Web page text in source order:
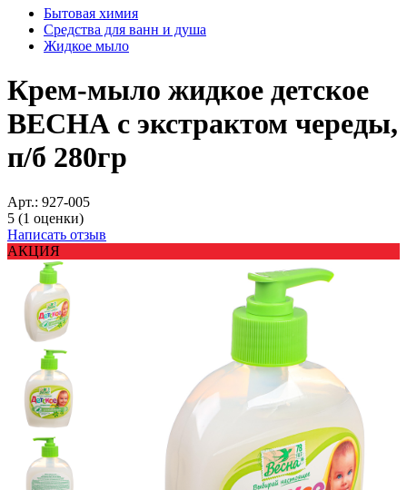
Бытовая химия
Средства для ванн и душа
Жидкое мыло
Крем-мыло жидкое детское
ВЕСНА с экстрактом череды,
п/б 280гр
Арт.: 927-005
5 (1 оценки)
Написать отзыв
АКЦИЯ